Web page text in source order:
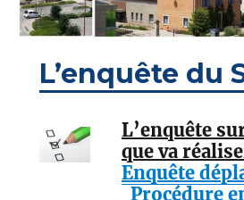
L’enquête du
L’enquête
que va
Enquête
Procédure